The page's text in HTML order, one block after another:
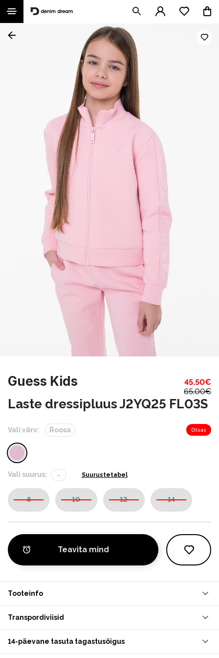
Guess Kids 45.50€
65.00€
Laste dressipluus J2YQ25 FL03S
Vali värv: Roosa Otsas
Vali suurus: - Suurustetabel
8 10 12 14
Teavita mind
Tooteinfo
Transpordiviisid
14-päevane tasuta tagastusõigus